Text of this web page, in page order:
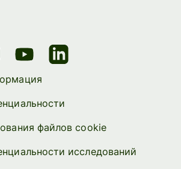
файлов cookie
исследований